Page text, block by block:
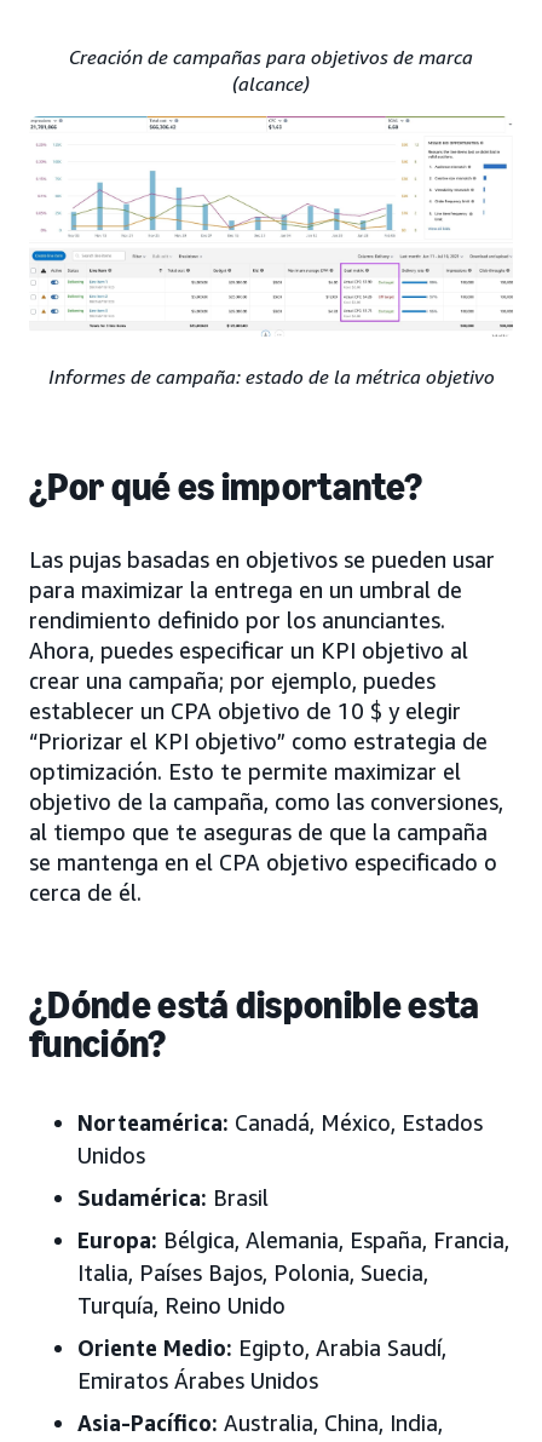
Creación de campañas para objetivos de marca
(alcance)
Informes de campaña: estado de la métrica objetivo
¿Por qué es importante?
Las pujas basadas en objetivos se pueden usar
para maximizar la entrega en un umbral de
rendimiento definido por los anunciantes.
Ahora, puedes especificar un KPI objetivo al
crear una campaña; por ejemplo, puedes
establecer un CPA objetivo de 10 $ y elegir
“Priorizar el KPI objetivo” como estrategia de
optimización. Esto te permite maximizar el
objetivo de la campaña, como las conversiones,
al tiempo que te aseguras de que la campaña
se mantenga en el CPA objetivo especificado o
cerca de él.
¿Dónde está disponible esta
función?
Norteamérica: Canadá, México, Estados
Unidos
Sudamérica: Brasil
Europa: Bélgica, Alemania, España, Francia,
Italia, Países Bajos, Polonia, Suecia,
Turquía, Reino Unido
Oriente Medio: Egipto, Arabia Saudí,
Emiratos Árabes Unidos
Asia-Pacífico: Australia, China, India,